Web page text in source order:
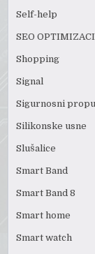
Self-help
SEO
Shopping
Signal
Sigurnosni
Silikonske usne
Slušalice
Smart Band
Smart Band 8
Smart home
Smart watch